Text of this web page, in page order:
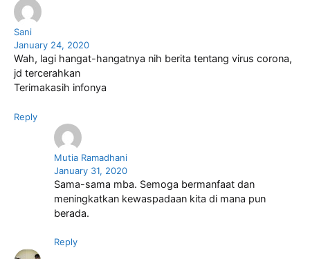
Sani
January 24, 2020
Wah, lagi hangat-hangatnya nih berita tentang virus corona,
jd tercerahkan
Terimakasih infonya
Reply
Mutia Ramadhani
January 31, 2020
Sama-sama mba. Semoga bermanfaat dan
meningkatkan kewaspadaan kita di mana pun
berada.
Reply